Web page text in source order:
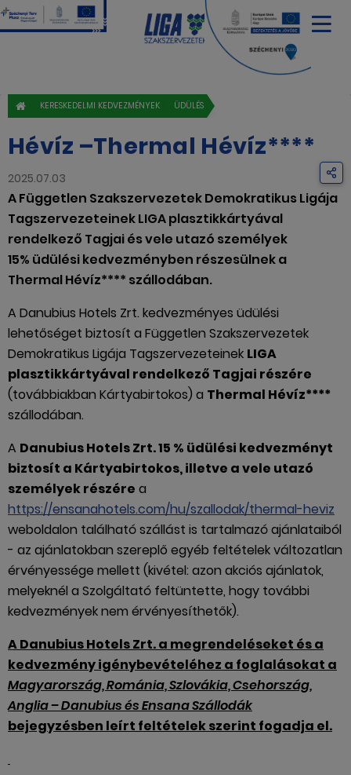
KERESKEDELMI KEDVEZMÉNYEK ÜDÜLÉS
Hévíz –Thermal Hévíz****
2025.07.03
A Független Szakszervezetek Demokratikus Ligája
Tagszervezeteinek LIGA plasztikkártyával
rendelkező Tagjai és vele utazó személyek
15% üdülési kedvezményben részesülnek a
Thermal Hévíz**** szállodában.
A Danubius Hotels Zrt. kedvezményes üdülési
lehetőséget biztosít a Független Szakszervezetek
Demokratikus Ligája Tagszervezeteinek LIGA
plasztikkártyával rendelkező Tagjai részére
(továbbiakban Kártyabirtokos) a Thermal Hévíz****
szállodában.
A Danubius Hotels Zrt. 15 % üdülési kedvezményt
biztosít a Kártyabirtokos, illetve a vele utazó
személyek részére a
https://ensanahotels.com/hu/szallodak/thermal-heviz
weboldalon található szállást is tartalmazó ajánlataiból
- az ajánlatokban szereplő egyéb feltételek változatlan
érvényessége mellett (kivétel: azon akciós ajánlatok,
melyeknél a Szolgáltató feltüntette, hogy további
kedvezmények nem érvényesíthetők).
A Danubius Hotels Zrt. a megrendeléseket és a
kedvezmény igénybevételéhez a foglalásokat a
Magyarország, Románia, Szlovákia, Csehország,
Anglia – Danubius és Ensana Szállodák
bejegyzésben leírt feltételek szerint fogadja el.